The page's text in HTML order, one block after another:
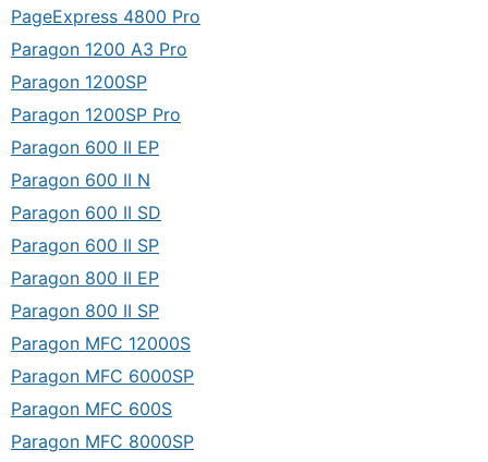
PageExpress 4800 Pro
Paragon 1200 A3 Pro
Paragon 1200SP
Paragon 1200SP Pro
Paragon 600 II EP
Paragon 600 II N
Paragon 600 II SD
Paragon 600 II SP
Paragon 800 II EP
Paragon 800 II SP
Paragon MFC 12000S
Paragon MFC 6000SP
Paragon MFC 600S
Paragon MFC 8000SP